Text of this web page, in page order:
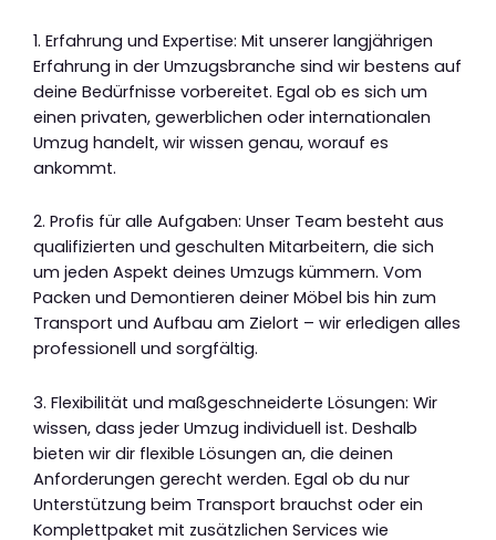
1. Erfahrung und Expertise: Mit unserer langjährigen
Erfahrung in der Umzugsbranche sind wir bestens auf
deine Bedürfnisse vorbereitet. Egal ob es sich um
einen privaten, gewerblichen oder internationalen
Umzug handelt, wir wissen genau, worauf es
ankommt.
2. Profis für alle Aufgaben: Unser Team besteht aus
qualifizierten und geschulten Mitarbeitern, die sich
um jeden Aspekt deines Umzugs kümmern. Vom
Packen und Demontieren deiner Möbel bis hin zum
Transport und Aufbau am Zielort – wir erledigen alles
professionell und sorgfältig.
3. Flexibilität und maßgeschneiderte Lösungen: Wir
wissen, dass jeder Umzug individuell ist. Deshalb
bieten wir dir flexible Lösungen an, die deinen
Anforderungen gerecht werden. Egal ob du nur
Unterstützung beim Transport brauchst oder ein
Komplettpaket mit zusätzlichen Services wie